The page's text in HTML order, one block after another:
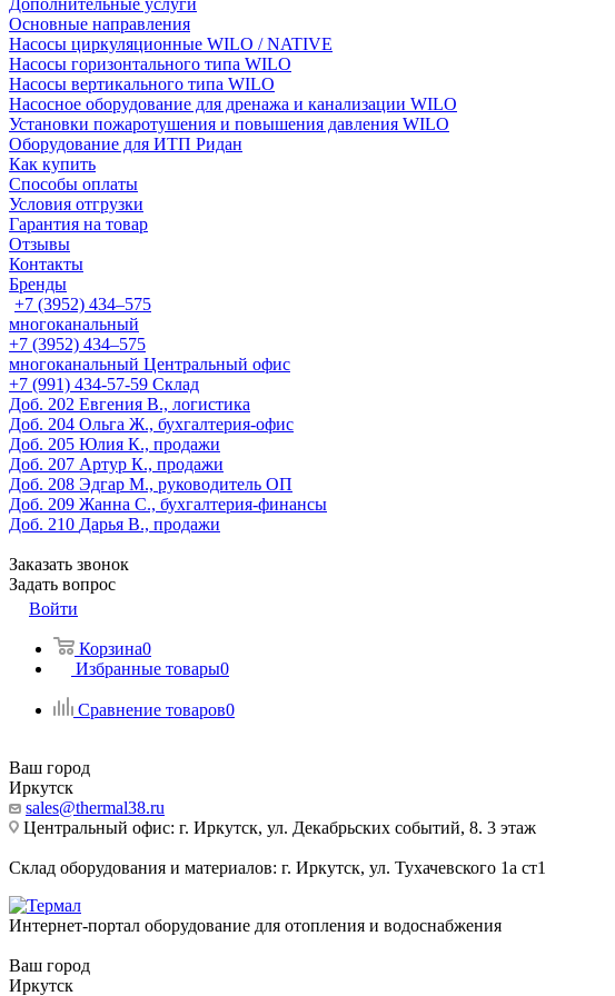
Дополнительные услуги
Основные направления
Насосы циркуляционные WILO / NATIVE
Насосы горизонтального типа WILO
Насосы вертикального типа WILO
Насосное оборудование для дренажа и канализации WILO
Установки пожаротушения и повышения давления WILO
Оборудование для ИТП Ридан
Как купить
Способы оплаты
Условия отгрузки
Гарантия на товар
Отзывы
Контакты
Бренды
+7 (3952) 434‒575
многоканальный
+7 (3952) 434‒575
многоканальный Центральный офис
‎+7 (991) 434-57-59 Склад
Доб. 202 Евгения В., логистика
Доб. 204 Ольга Ж., бухгалтерия-офис
Доб. 205 Юлия К., продажи
Доб. 207 Артур К., продажи
Доб. 208 Эдгар М., руководитель ОП
Доб. 209 Жанна С., бухгалтерия-финансы
Доб. 210 Дарья В., продажи
Заказать звонок
Задать вопрос
Войти
Корзина0
Избранные товары0
Сравнение товаров0
Ваш город
Иркутск
sales@thermal38.ru
Центральный офис: г. Иркутск, ул. Декабрьских событий, 8. 3 этаж
Склад оборудования и материалов: г. Иркутск, ул. Тухачевского 1а ст1
Интернет-портал оборудование для отопления и водоснабжения
Ваш город
Иркутск